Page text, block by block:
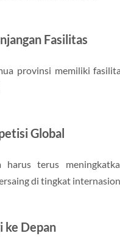
Fasilitas
provinsi memiliki
Global
harus terus
di tingkat
ke Depan